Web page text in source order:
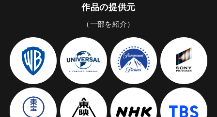
作品の提供元
（一部を紹介）